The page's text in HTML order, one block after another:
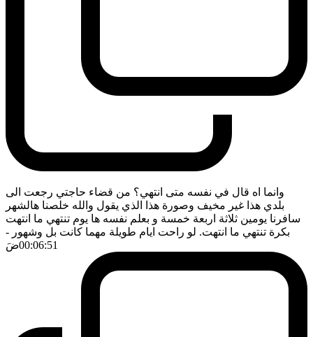
وانما اه قال في نفسه متى انتهي؟ من قضاء حاجتي رجعت الى
بلدي هذا غير مخيف وصورة هذا الذي يقول والله خلصنا هالشهر
سافرنا يومين ثلاثة اربعة خمسة و بعلم نفسه ها يوم تنتهي ما انتهت
بكرة تنتهي ما انتهت. لو راحت ايام طويلة مهما كانت بل وشهور -
00:06:51ضَ